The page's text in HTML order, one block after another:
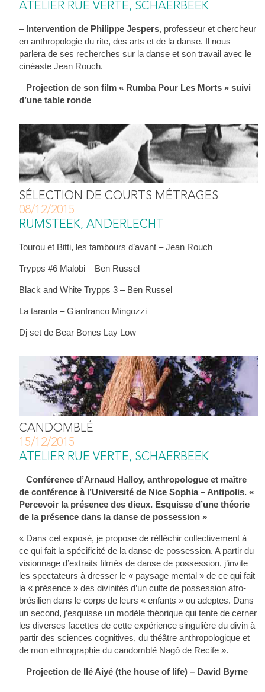
ATELIER RUE VERTE, SCHAERBEEK
– Intervention de Philippe Jespers, professeur et chercheur
en anthropologie du rite, des arts et de la danse. Il nous
parlera de ses recherches sur la danse et son travail avec le
cinéaste Jean Rouch.
– Projection de son film « Rumba Pour Les Morts » suivi
d’une table ronde
SÉLECTION DE COURTS MÉTRAGES
08/12/2015
RUMSTEEK, ANDERLECHT
Tourou et Bitti, les tambours d’avant – Jean Rouch
Trypps #6 Malobi – Ben Russel
Black and White Trypps 3 – Ben Russel
La taranta – Gianfranco Mingozzi
Dj set de Bear Bones Lay Low
CANDOMBLÉ
15/12/2015
ATELIER RUE VERTE, SCHAERBEEK
–Conférence d’Arnaud Halloy, anthropologue et maître
de conférence à l’Université de Nice Sophia – Antipolis. «
Percevoir la présence des dieux. Esquisse d’une théorie
de la présence dans la danse de possession »
« Dans cet exposé, je propose de réfléchir collectivement à
ce qui fait la spécificité de la danse de possession. A partir du
visionnage d’extraits filmés de danse de possession, j’invite
les spectateurs à dresser le « paysage mental » de ce qui fait
la « présence » des divinités d’un culte de possession afro-
brésilien dans le corps de leurs « enfants » ou adeptes. Dans
un second, j’esquisse un modèle théorique qui tente de cerner
les diverses facettes de cette expérience singulière du divin à
partir des sciences cognitives, du théâtre anthropologique et
de mon ethnographie du candomblé Nagô de Recife ».
– Projection de Ilé Aiyé (the house of life) – David Byrne